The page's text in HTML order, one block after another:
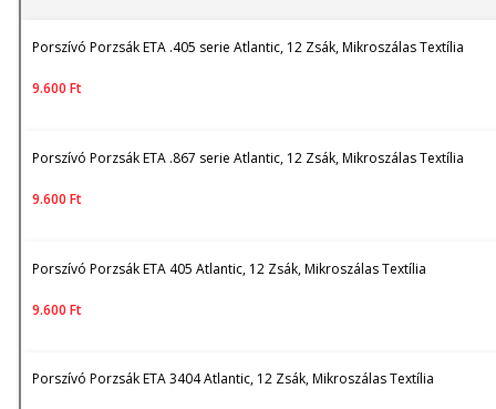
Porszívó Porzsák ETA .405 serie Atlantic, 12 Zsák, Mikroszálas Textília
9.600 Ft
Porszívó Porzsák ETA .867 serie Atlantic, 12 Zsák, Mikroszálas Textília
9.600 Ft
Porszívó Porzsák ETA 405 Atlantic, 12 Zsák, Mikroszálas Textília
9.600 Ft
Porszívó Porzsák ETA 3404 Atlantic, 12 Zsák, Mikroszálas Textília